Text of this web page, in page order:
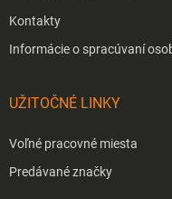
Kontakty
Informácie o spracúvaní
UŽITOČNÉ LINKY
Voľné pracovné miesta
Predávané značky